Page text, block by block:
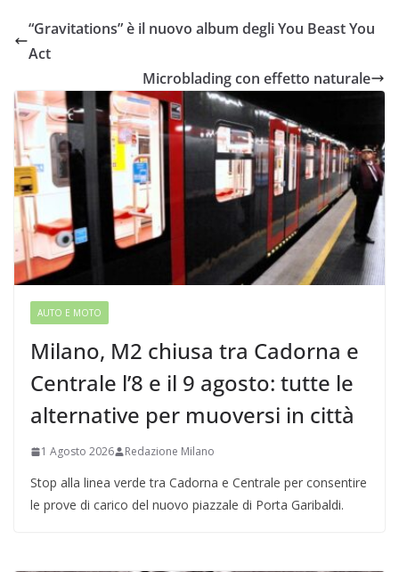
“Gravitations” è il nuovo album degli You Beast You
Act
Microblading con effetto naturale
AUTO E MOTO
Milano, M2 chiusa tra Cadorna e
Centrale l’8 e il 9 agosto: tutte le
alternative per muoversi in città
1 Agosto 2026 Redazione Milano
Stop alla linea verde tra Cadorna e Centrale per consentire
le prove di carico del nuovo piazzale di Porta Garibaldi.